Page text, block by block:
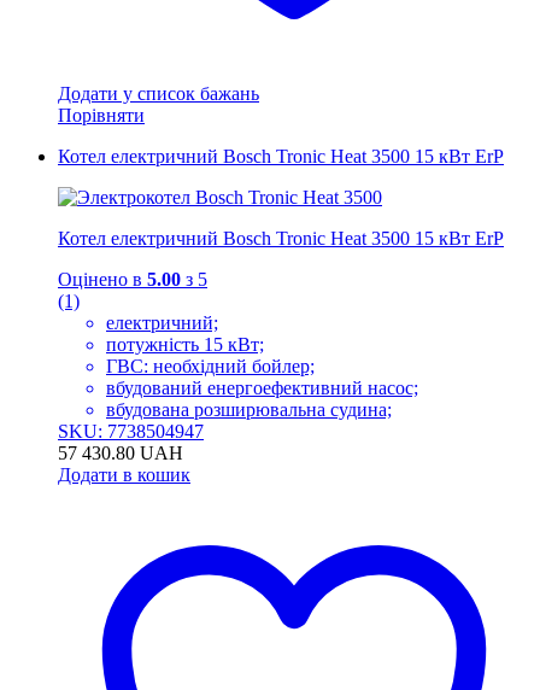
Додати у список бажань
Порівняти
Котел електричний Bosch Tronic Heat 3500 15 кВт ErP
Котел електричний Bosch Tronic Heat 3500 15 кВт ErP
Оцінено в 5.00 з 5
(1)
електричний;
потужність 15 кВт;
ГВС: необхідний бойлер;
вбудований енергоефективний насос;
вбудована розширювальна судина;
SKU: 7738504947
57 430.80 UAH
Додати в кошик